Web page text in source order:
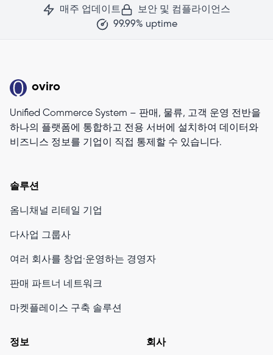
매주 업데이트
보안 및 컴플라이언스
99.99% uptime
oviro
Unified Commerce System – 판매, 물류, 고객 운영 전반을
하나의 플랫폼에 통합하고 전용 서버에 설치하여 데이터와
비즈니스 정보를 기업이 직접 통제할 수 있습니다.
솔루션
옴니채널 리테일 기업
다사업 그룹사
여러 회사를 창업·운영하는 경영자
판매 파트너 네트워크
마켓플레이스 구축 솔루션
정보 회사